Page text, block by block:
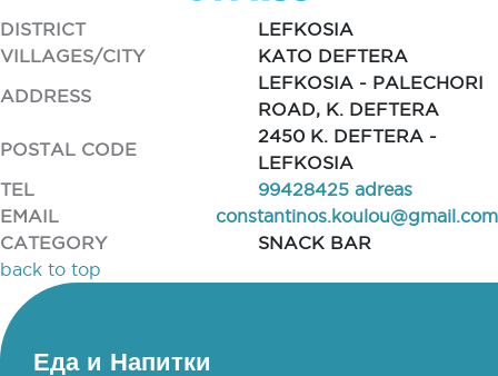
DISTRICT
LEFKOSIA
VILLAGES/CITY
KATO DEFTERA
ADDRESS
LEFKOSIA - PALECHORI
ROAD, K. DEFTERA
POSTAL CODE
2450 K. DEFTERA -
LEFKOSIA
TEL
99428425 adreas
EMAIL
constantinos.koulou@gmail.com
CATEGORY
SNACK BAR
back to top
Еда и Напитки